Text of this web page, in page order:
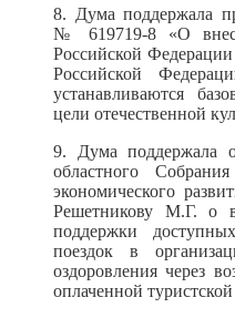
8. Дума поддержала
№ 619719-8 «О
Российской Федерации
Российской
устанавливаются
цели отечественной
9. Дума поддержала
областного
экономического
Решетникову М.Г. о
поддержки
поездок в
оздоровления через
оплаченной